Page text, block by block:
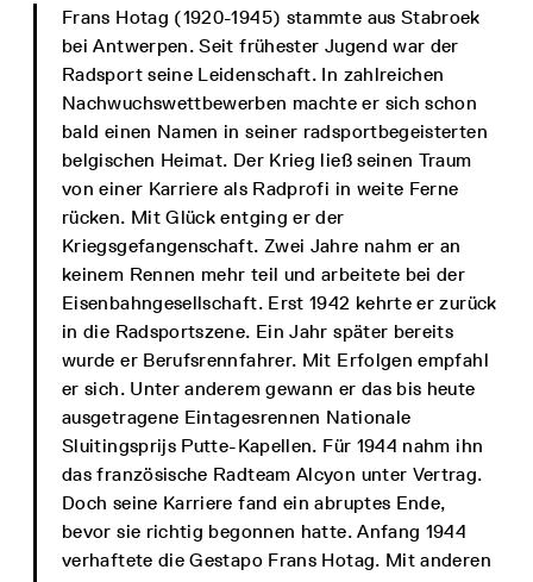
Frans Hotag (1920-1945) stammte aus Stabroek
bei Antwerpen. Seit frühester Jugend war der
Radsport seine Leidenschaft. In zahlreichen
Nachwuchswettbewerben machte er sich schon
bald einen Namen in seiner radsportbegeisterten
belgischen Heimat. Der Krieg ließ seinen Traum
von einer Karriere als Radprofi in weite Ferne
rücken. Mit Glück entging er der
Kriegsgefangenschaft. Zwei Jahre nahm er an
keinem Rennen mehr teil und arbeitete bei der
Eisenbahngesellschaft. Erst 1942 kehrte er zurück
in die Radsportszene. Ein Jahr später bereits
wurde er Berufsrennfahrer. Mit Erfolgen empfahl
er sich. Unter anderem gewann er das bis heute
ausgetragene Eintagesrennen Nationale
Sluitingsprijs Putte-Kapellen. Für 1944 nahm ihn
das französische Radteam Alcyon unter Vertrag.
Doch seine Karriere fand ein abruptes Ende,
bevor sie richtig begonnen hatte. Anfang 1944
verhaftete die Gestapo Frans Hotag. Mit anderen